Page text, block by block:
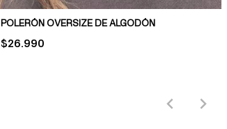
POLERÓN OVERSIZE DE ALGODÓN
PRICE:
$26.990